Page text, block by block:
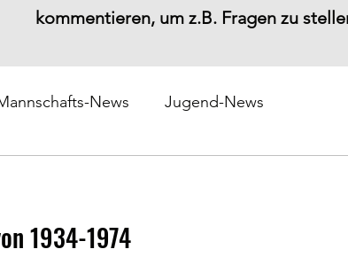
kommentieren, um z.B. Fragen zu
News Jugend-News
1934-1974